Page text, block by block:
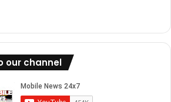
our channel